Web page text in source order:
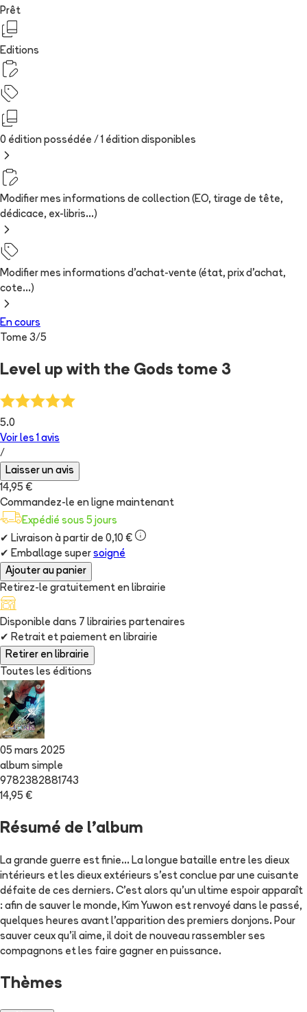
Prêt
Editions
0 édition possédée / 1 édition disponibles
Modifier mes informations de collection (EO, tirage de tête,
dédicace, ex-libris...)
Modifier mes informations d'achat-vente (état, prix d'achat,
cote...)
En cours
Tome 3/5
Level up with the Gods tome 3
5.0
Voir les 1 avis
/
Laisser un avis
14,95 €
Commandez-le en ligne maintenant
Expédié sous 5 jours
✔ Livraison à partir de 0,10 €
✔ Emballage super soigné
Ajouter au panier
Retirez-le gratuitement en librairie
Disponible dans 7 librairies partenaires
✔ Retrait et paiement en librairie
Retirer en librairie
Toutes les éditions
05 mars 2025
album simple
9782382881743
14,95 €
Résumé de l'album
La grande guerre est finie... La longue bataille entre les dieux
intérieurs et les dieux extérieurs s'est conclue par une cuisante
défaite de ces derniers. C'est alors qu'un ultime espoir apparaît
: afin de sauver le monde, Kim Yuwon est renvoyé dans le passé,
quelques heures avant l'apparition des premiers donjons. Pour
sauver ceux qu'il aime, il doit de nouveau rassembler ses
compagnons et les faire gagner en puissance.
Thèmes